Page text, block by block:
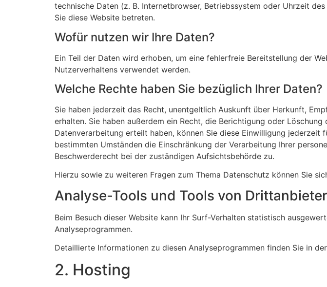
technische Daten (z. B. Internetbrowser, Betriebssystem oder Uhrzeit
Sie diese Website betreten.
Wofür nutzen wir Ihre Daten?
Ein Teil der Daten wird erhoben, um eine fehlerfreie Bereitstellung der
Nutzerverhaltens verwendet werden.
Welche Rechte haben Sie bezüglich Ihrer Daten?
Sie haben jederzeit das Recht, unentgeltlich Auskunft über Herkunft,
erhalten. Sie haben außerdem ein Recht, die Berichtigung oder
Datenverarbeitung erteilt haben, können Sie diese Einwilligung
bestimmten Umständen die Einschränkung der Verarbeitung Ihrer
Beschwerderecht bei der zuständigen Aufsichtsbehörde zu.
Hierzu sowie zu weiteren Fragen zum Thema Datenschutz können Sie
Analyse-Tools und Tools von
Beim Besuch dieser Website kann Ihr Surf-Verhalten statistisch
Analyseprogrammen.
Detaillierte Informationen zu diesen Analyseprogrammen finden Sie in
2. Hosting